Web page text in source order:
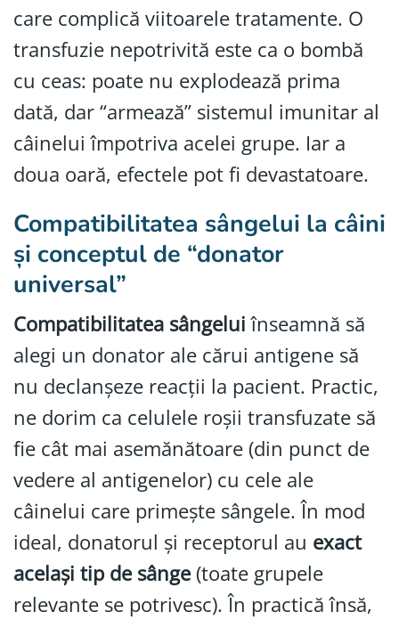
care complică viitoarele tratamente. O
transfuzie nepotrivită este ca o bombă
cu ceas: poate nu explodează prima
dată, dar “armează” sistemul imunitar al
câinelui împotriva acelei grupe. Iar a
doua oară, efectele pot fi devastatoare.
Compatibilitatea sângelui la câini
și conceptul de “donator
universal”
Compatibilitatea sângeluiînseamnă să
alegi un donator ale cărui antigene să
nu declanșeze reacții la pacient. Practic,
ne dorim ca celulele roșii transfuzate să
fie cât mai asemănătoare (din punct de
vedere al antigenelor) cu cele ale
câinelui care primește sângele. În mod
ideal, donatorul și receptorul au exact
același tip de sânge(toate grupele
relevante se potrivesc). În practică însă,